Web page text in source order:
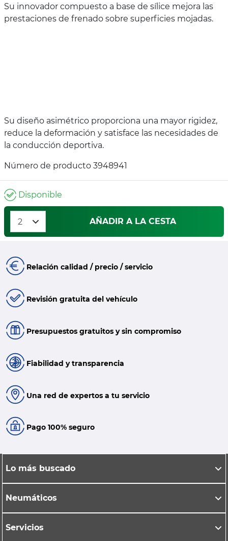
Su innovador compuesto a base de sílice mejora las
prestaciones de frenado sobre superficies mojadas.
Su diseño asimétrico proporciona una mayor rigidez,
reduce la deformación y satisface las necesidades de
la conducción deportiva.
Número de producto 3948941
Disponible
AÑADIR A LA CESTA
Relación calidad / precio / servicio
Revisión gratuita del vehículo
Presupuestos gratuitos y sin compromiso
Fiabilidad y transparencia
Una red de expertos a tu servicio
Pago 100% seguro
Lo más buscado
Neumáticos
Servicios